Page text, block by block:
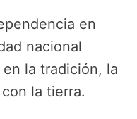
en
nacional
la tradición, la
la tierra.